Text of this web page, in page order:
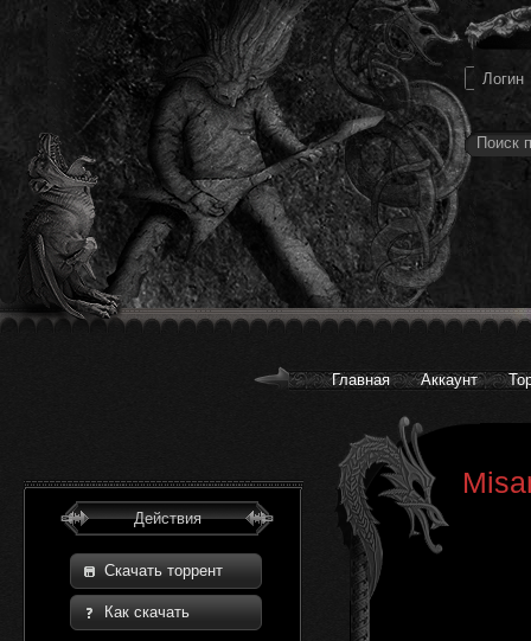
Главная Аккаунт
Действия
Скачать торрент
Как скачать